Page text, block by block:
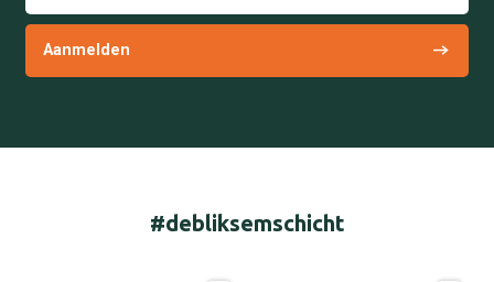
#debliksemschicht